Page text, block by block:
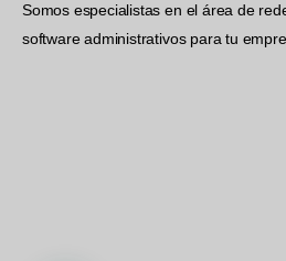
Somos especialistas en el área de
software administrativos para tu